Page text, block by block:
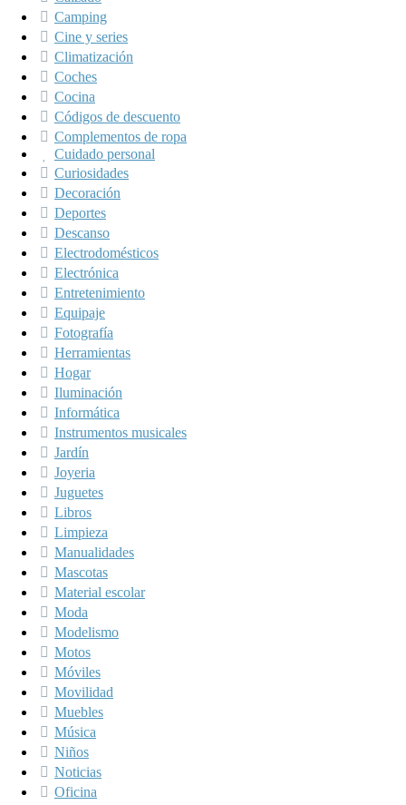
Camping
Cine y series
Climatización
Coches
Cocina
Códigos de descuento
Complementos de ropa
Cuidado personal
Curiosidades
Decoración
Deportes
Descanso
Electrodomésticos
Electrónica
Entretenimiento
Equipaje
Fotografía
Herramientas
Hogar
Iluminación
Informática
Instrumentos musicales
Jardín
Joyeria
Juguetes
Libros
Limpieza
Manualidades
Mascotas
Material escolar
Moda
Modelismo
Motos
Móviles
Movilidad
Muebles
Música
Niños
Noticias
Oficina